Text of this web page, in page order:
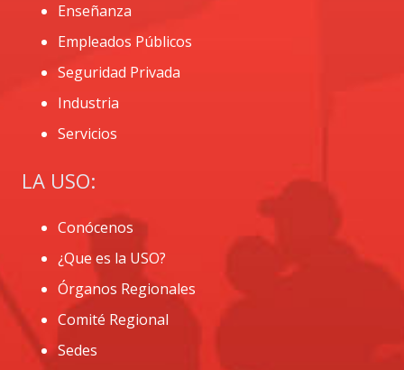
Enseñanza
Empleados Públicos
Seguridad Privada
Industria
Servicios
LA USO:
Conócenos
¿Que es la USO?
Órganos Regionales
Comité Regional
Sedes